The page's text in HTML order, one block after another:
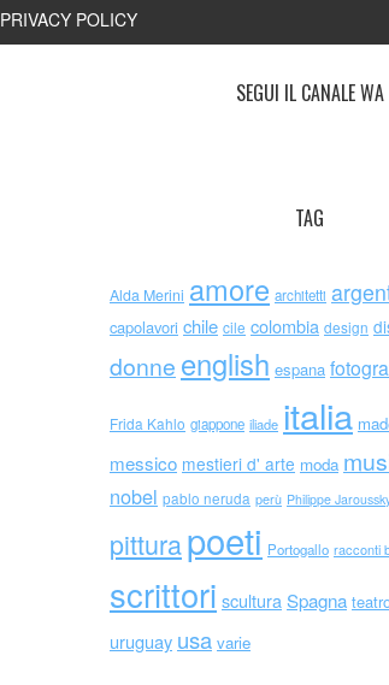
PRIVACY POLICY
SEGUI IL CANALE WA
TAG
Alda Merini amore architetti
capolavori chile cile colombia design
donne english espana
Frida Kahlo giappone iliade italia
messico mestieri d' arte moda
nobel pablo neruda perù Philippe
pitturapoeti Portogallo racconti
scrittori scultura Spagna
uruguay usa varie